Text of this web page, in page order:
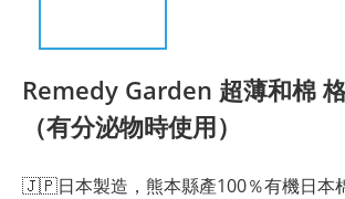
Remedy Garden 超薄和棉
（有分泌物時使用）
🇯🇵日本製造，熊本縣產100％有機日本